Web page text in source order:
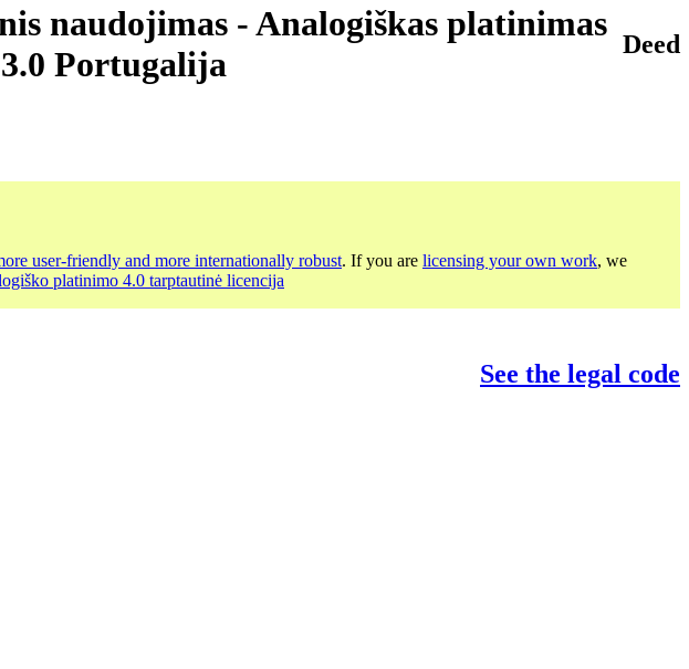
naudojimas - Analogiškas platinimas
3.0 Portugalija
Deed
user-friendly and more internationally robust. If you are licensing your own work, we
platinimo 4.0 tarptautinė licencija
See the legal code